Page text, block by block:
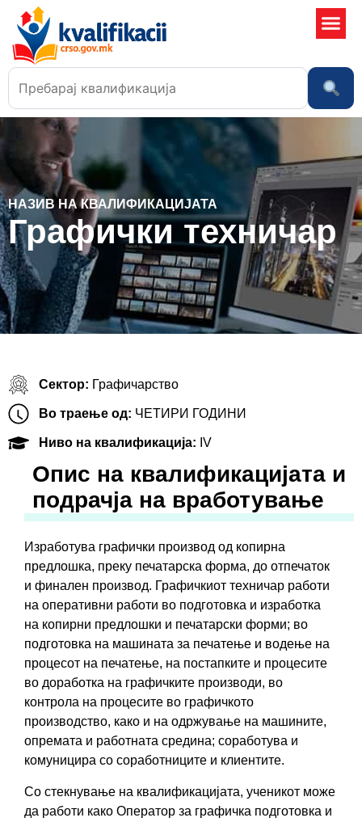
НАЗИВ НА КВАЛИФИКАЦИЈАТА
Графички техничар
Сектор: Графичарство
Во траење од: ЧЕТИРИ ГОДИНИ
Ниво на квалификација: IV
Oпис на квалификацијата и
подрачја на вработување
Изработува графички производ од копирна
предлошка, преку печатарска форма, до отпечаток
и финален производ. Графичкиот техничар работи
на оперативни работи во подготовка и изработка
на копирни предлошки и печатарски форми; во
подготовка на машината за печатење и водење на
процесот на печатење, на постапките и процесите
во доработка на графичките производи, во
контрола на процесите во графичкото
производство, како и на одржување на машините,
опремата и работната средина; соработува и
комуницира со соработниците и клиентите.
Со стекнување на квалификацијата, ученикот може
да работи како Оператор за графичка подготовка и